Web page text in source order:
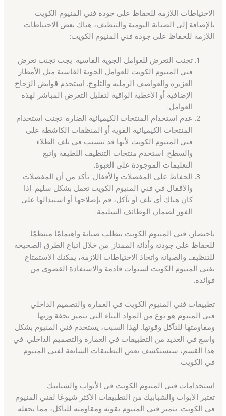
الاحتياطات اللازمة للحفاظ على جودة فني المنيوم الكويت
بالإضافة إلى الصيانة اليومية والتنظيف، هناك بعض الاحتياطات
اللازمة للحفاظ على جودة فني المنيوم الكويت:
تجنب التعرض للعوامل الجوية القاسية: يجب تجنب تعرض
فني المنيوم الكويت للعوامل الجوية القاسية مثل الأمطار
الغزيرة والعواصف الرملية والثلوج. استخدم قوابض الزجاج
الإضافية أو الأغطية الواقية لتقليل التعرض المباشر لهذه
العوامل.
عدم استخدام المنتجات الكيميائية الضارة: تجنب استخدام
المنتجات الكيميائية القوية أو المنظفات الكاشطة على
فني المنيوم الكويت لأنها قد تتسبب في تلف الطلاء
والسطح. استخدم منتجات التنظيف اللطيفة واتبع
التعليمات الموجودة على العبوة.
الحفاظ على المفصلات والأقفال: تأكد من أن المفصلات
والأقفال في فني المنيوم الكويت تعمل بشكل سليم. إذا
كان هناك أي تلف أو تآكل، قم بإصلاحها أو استبدالها على
الفور لضمان الوظائف السليمة.
باختصار، فني المنيوم الكويت يتطلب صيانة واهتمامًا منتظمًا
للحفاظ على جودته وأدائه الممتاز. من خلال اتباع الطرق الصحيحة
للتنظيف والصيانة واتخاذ الاحتياطات اللازمة، يمكنك الاستمتاع
بفني المنيوم الكويت لسنوات قادمة والاستفادة القصوى من
فوائده.
تطبيقات فني المنيوم الكويت في العمارة والتصميم الداخلي
فني المنيوم هو نوع من المواد البناء التي تتميز بخفة وزنها
ومقاومتها للتآكل وقوتها. لهذا السبب، يستخدم فني المنيوم بشكل
واسع في العديد من التطبيقات في العمارة والتصميم الداخلي. في
هذا القسم، سنستكشف بعض التطبيقات الشائعة لفني المنيوم
في الكويت.
استخدامات فني المنيوم الكويت في الأبواب والشبابيك
تعتبر الأبواب والشبابيك من التطبيقات الأكثر شيوعًا لفني المنيوم
في الكويت. يتميز فني المنيوم بقوته ومقاومته للتآكل، مما يجعله